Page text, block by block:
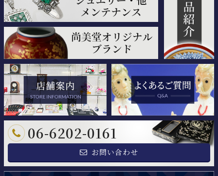
06-6202-0161
お問い合わせ